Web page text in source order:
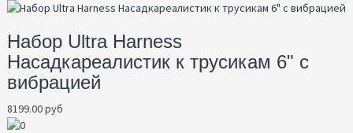
Набор Ultra Harness
Насадкареалистик к трусикам 6" с
вибрацией
8199.00 руб